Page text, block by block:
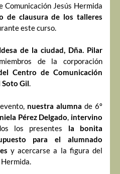
Comunicación Jesús Hermida
de clausura de los talleres
este curso.
de la ciudad, Dña. Pilar
de la corporación
Centro de Comunicación
Soto Gil.
nuestra alumna de 6º
Pérez Delgado intervino
los presentes la bonita
para el alumnado
y acercarse a la figura del